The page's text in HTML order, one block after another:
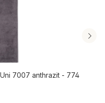
7007 anthrazit - 774